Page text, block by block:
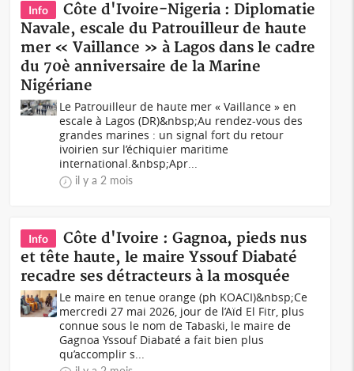
Info
Côte d'Ivoire-Nigeria : Diplomatie
Navale, escale du Patrouilleur de haute
mer « Vaillance » à Lagos dans le cadre
du 70è anniversaire de la Marine
Nigériane
Le Patrouilleur de haute mer « Vaillance » en
escale à Lagos (DR)&nbsp;Au rendez-vous des
grandes marines : un signal fort du retour
ivoirien sur l’échiquier maritime
international.&nbsp;Apr...
il y a 2 mois
Info
Côte d'Ivoire : Gagnoa, pieds nus
et tête haute, le maire Yssouf Diabaté
recadre ses détracteurs à la mosquée
Le maire en tenue orange (ph KOACI)&nbsp;Ce
mercredi 27 mai 2026, jour de l’Aïd El Fitr, plus
connue sous le nom de Tabaski, le maire de
Gagnoa Yssouf Diabaté a fait bien plus
qu’accomplir s...